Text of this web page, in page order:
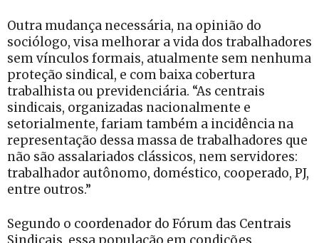
Outra mudança necessária, na opinião do
sociólogo, visa melhorar a vida dos trabalhadores
sem vínculos formais, atualmente sem nenhuma
proteção sindical, e com baixa cobertura
trabalhista ou previdenciária. “As centrais
sindicais, organizadas nacionalmente e
setorialmente, fariam também a incidência na
representação dessa massa de trabalhadores que
não são assalariados clássicos, nem servidores:
trabalhador autônomo, doméstico, cooperado, PJ,
entre outros.”
Segundo o coordenador do Fórum das Centrais